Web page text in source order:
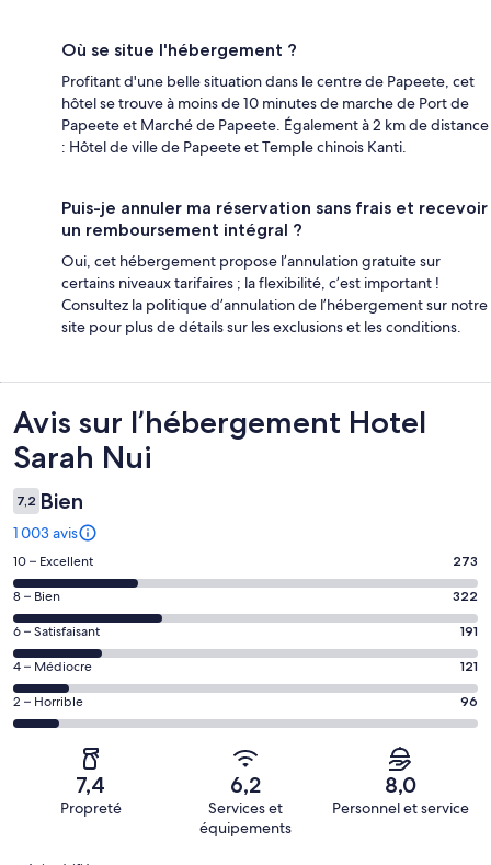
Où se situe l'hébergement ?
Profitant d'une belle situation dans le centre de Papeete, cet
hôtel se trouve à moins de 10 minutes de marche de Port de
Papeete et Marché de Papeete. Également à 2 km de distance
: Hôtel de ville de Papeete et Temple chinois Kanti.
Puis-je annuler ma réservation sans frais et recevoir
un remboursement intégral ?
Oui, cet hébergement propose l’annulation gratuite sur
certains niveaux tarifaires ; la flexibilité, c’est important !
Consultez la politique d’annulation de l’hébergement sur notre
site pour plus de détails sur les exclusions et les conditions.
Avis
Avis sur l’hébergement Hotel
Sarah Nui
7,2 Bien
1 003 avis
Note
des
voyageurs
de 10
(Excellent),
d’après 273 avis
sur 1003.
10 – Excellent 273
Note
des
voyageurs
de 8
(Bien),
d’après 322 avis
sur 1003.
8 – Bien 322
Note
des
voyageurs
de 6
(Satisfaisant),
d’après 191 avis
sur 1003.
6 – Satisfaisant 191
Note
des
voyageurs
(Médiocre),
d’après 121 avis
sur 1003.
4 – Médiocre 121
Note
des
voyageurs
(Horrible),
d’après 96 avis
2 – Horrible 96
7,4
Propreté
6,2
Services et
équipements
8,0
Personnel et service